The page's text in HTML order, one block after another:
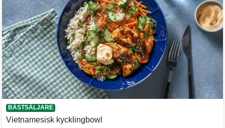
BÄSTSÄLJARE
Vietnamesisk kycklingbowl